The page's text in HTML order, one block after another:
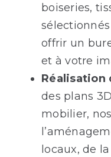
boiseries,
offrir un
et à votre
Réalisation
des plans
mobilier,
locaux, de